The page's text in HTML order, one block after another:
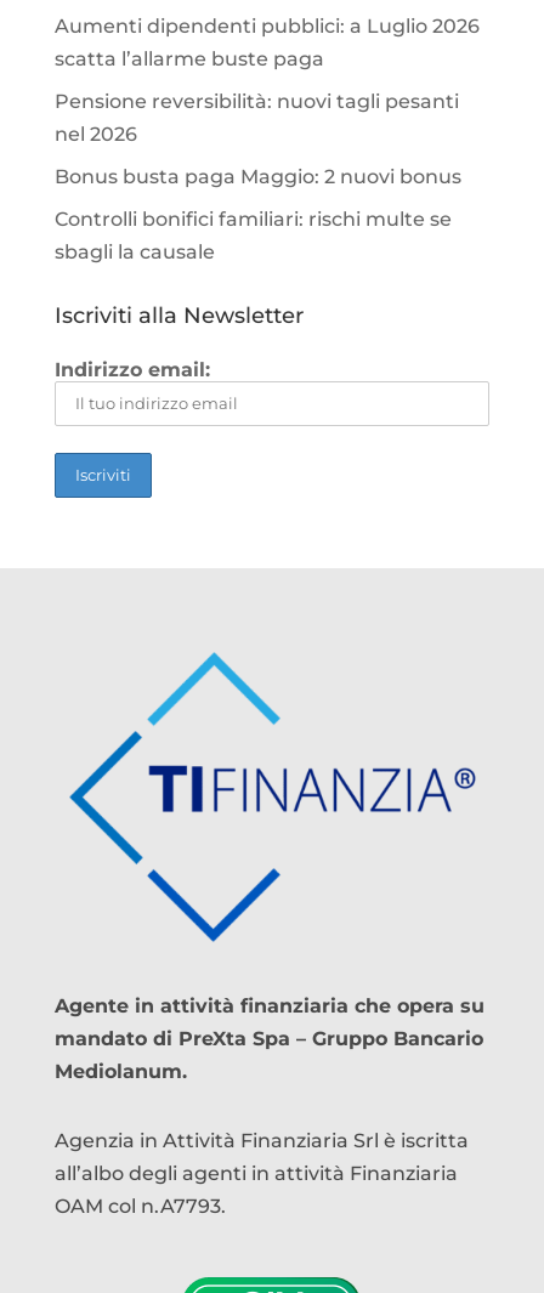
Aumenti dipendenti pubblici: a Luglio 2026
scatta l’allarme buste paga
Pensione reversibilità: nuovi tagli pesanti
nel 2026
Bonus busta paga Maggio: 2 nuovi bonus
Controlli bonifici familiari: rischi multe se
sbagli la causale
Iscriviti alla Newsletter
Indirizzo email:
Agente in attività finanziaria che opera su
mandato di PreXta Spa – Gruppo Bancario
Mediolanum.
Agenzia in Attività Finanziaria Srl è iscritta
all’albo degli agenti in attività Finanziaria
OAM col n.A7793.